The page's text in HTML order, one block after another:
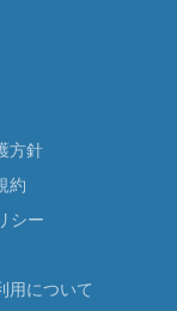
方針
約
シー
用について